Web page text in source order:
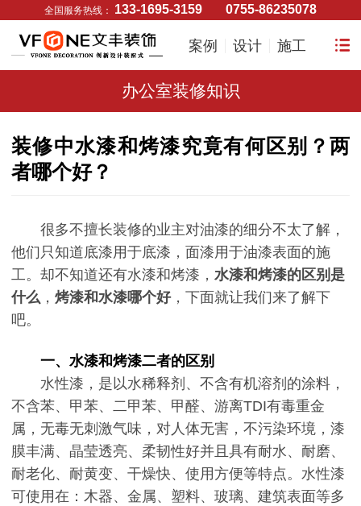
全国服务热线： 133-1695-3159 0755-86235078
案例 设计 施工
办公室装修知识
装修中水漆和烤漆究竟有何区别？两
者哪个好？
很多不擅长装修的业主对油漆的细分不太了解，
他们只知道底漆用于底漆，面漆用于油漆表面的施
工。却不知道还有水漆和烤漆， 水漆和烤漆的区别是
什么 ， 烤漆和水漆哪个好，下面就让我们来了解下
吧。
一、水漆和烤漆二者的区别
水性漆，是以水稀释剂、不含有机溶剂的涂料，
不含苯、甲苯、二甲苯、甲醛、游离TDI有毒重金
属，无毒无刺激气味，对人体无害，不污染环境，漆
膜丰满、晶莹透亮、柔韧性好并且具有耐水、耐磨、
耐老化、耐黄变、干燥快、使用方便等特点。水性漆
可使用在：木器、金属、塑料、玻璃、建筑表面等多